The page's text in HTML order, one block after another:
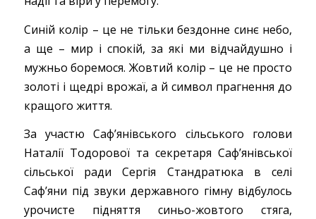
Синій колір – це не тільки бездонне синє небо,
а ще – мир і спокій, за які ми відчайдушно і
мужньо боремося. Жовтий колір – це не просто
золоті і щедрі врожаї, а й символ прагнення до
кращого життя.
За участю Саф’янівського сільського голови
Наталії Тодорової та секретаря Саф’янівської
сільської ради Сергія Стандратюка в селі
Саф’яни під звуки державного гімну відбулось
урочисте підняття синьо-жовтого стяга,